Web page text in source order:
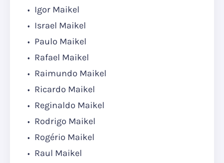
Igor Maikel
Israel Maikel
Paulo Maikel
Rafael Maikel
Raimundo Maikel
Ricardo Maikel
Reginaldo Maikel
Rodrigo Maikel
Rogério Maikel
Raul Maikel